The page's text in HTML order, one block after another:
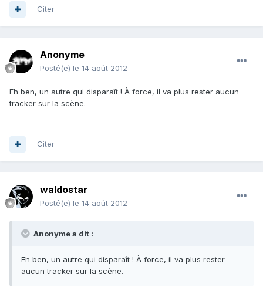
Citer
Anonyme
Posté(e) le 14 août 2012
Eh ben, un autre qui disparaît ! À force, il va plus rester aucun
tracker sur la scène.
Citer
waldostar
Posté(e) le 14 août 2012
Anonyme a dit :
Eh ben, un autre qui disparaît ! À force, il va plus rester
aucun tracker sur la scène.